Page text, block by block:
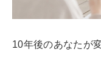
10年後のあなたが